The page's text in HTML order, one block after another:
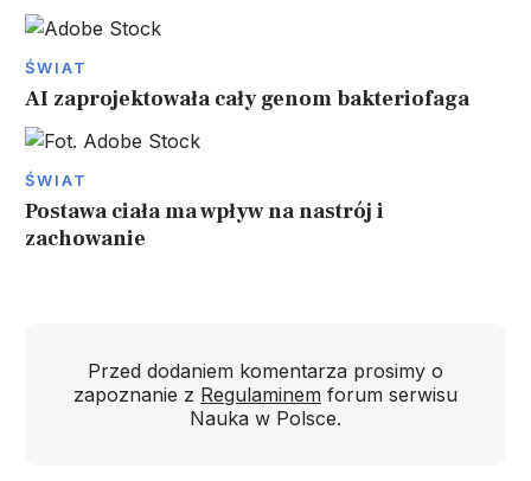
ŚWIAT
AI zaprojektowała cały genom bakteriofaga
ŚWIAT
Postawa ciała ma wpływ na nastrój i
zachowanie
Przed dodaniem komentarza prosimy o
zapoznanie z Regulaminem forum serwisu
Nauka w Polsce.